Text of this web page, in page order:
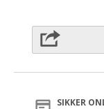
SIKKER